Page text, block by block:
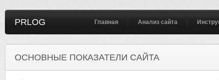
PRLOG Главная Анализ сайта
ОСНОВНЫЕ ПОКАЗАТЕЛИ САЙТА